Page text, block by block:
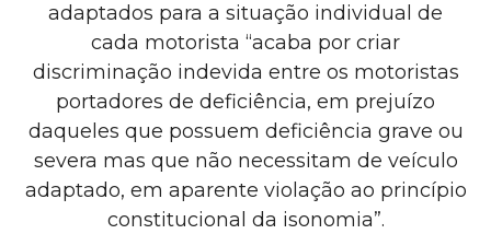
adaptados para a situação individual de
cada motorista “acaba por criar
discriminação indevida entre os motoristas
portadores de deficiência, em prejuízo
daqueles que possuem deficiência grave ou
severa mas que não necessitam de veículo
adaptado, em aparente violação ao princípio
constitucional da isonomia”.